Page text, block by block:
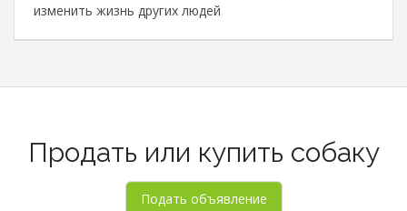
изменить жизнь других людей
Продать или купить собаку